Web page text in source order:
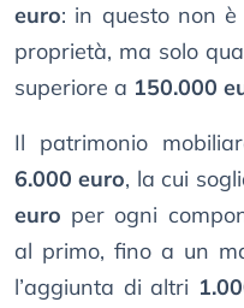
euro: in questo non
proprietà, ma solo
superiore a 150.000
Il patrimonio
6.000 euro, la cui
euro per ogni
al primo, fino a un
l’aggiunta di altri